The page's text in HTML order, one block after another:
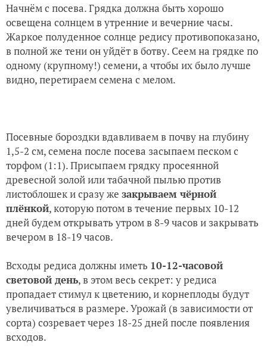
Начнём с посева. Грядка должна быть хорошо
освещена солнцем в утренние и вечерние часы.
Жаркое полуденное солнце редису противопоказано,
в полной же тени он уйдёт в ботву. Сеем на грядке по
одному (крупному!) семени, а чтобы их было лучше
видно, перетираем семена с мелом.
Посевные бороздки вдавливаем в почву на глубину
1,5-2 см, семена после посева засыпаем песком с
торфом (1:1). Присыпаем грядку просеянной
древесной золой или табачной пылью против
листоблошек и сразу же закрываем чёрной
плёнкой, которую потом в течение первых 10-12
дней будем открывать утром в 8-9 часов и закрывать
вечером в 18-19 часов.
Всходы редиса должны иметь 10-12-часовой
световой день, в этом весь секрет: у редиса
пропадает стимул к цветению, и корнеплоды будут
увеличиваться в размере. Урожай (в зависимости от
сорта) созревает через 18-25 дней после появления
всходов.